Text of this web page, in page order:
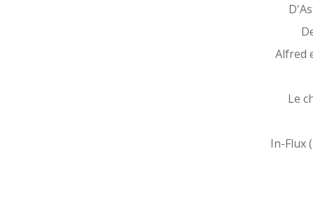
Alfred
Le
In-Flux